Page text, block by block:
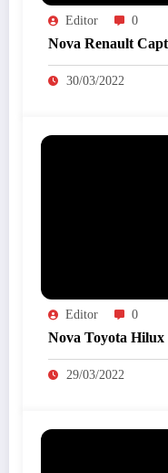
Editor 0
Nova Renault
30/03/2022
Editor 0
Nova Toyota Hilux
29/03/2022